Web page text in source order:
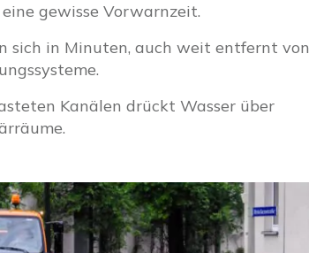
gewisse Vorwarnzeit.
sich in Minuten, auch weit entfernt von
Kanälen drückt Wasser über